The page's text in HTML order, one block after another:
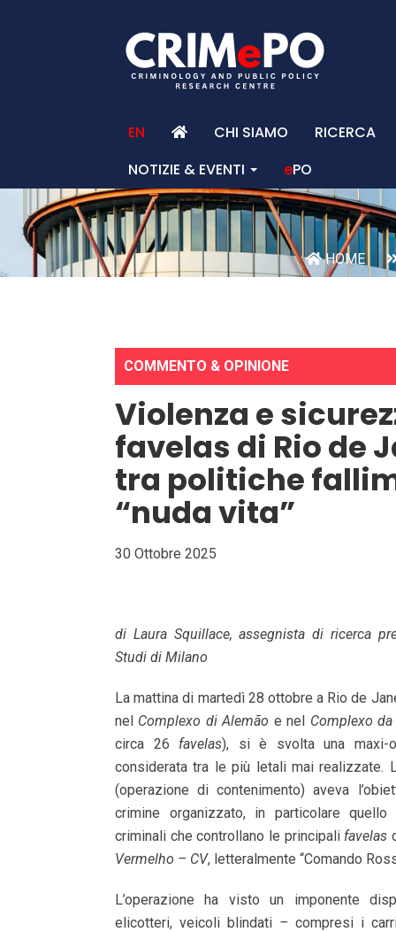
EN CHI SIAMO
RICERCA
NOTIZIE & EVENTI
ePO
HOME
COMMENTO & OPINIONE
Violenza e
favelas di Rio de
tra politiche
“nuda vita”
30 Ottobre 2025
di Laura Squillace, assegnista di ricerca
Studi di Milano
La mattina di martedì 28 ottobre a Rio de
nel Complexo di Alemão e nel Complexo
circa 26 favelas), si è svolta una maxi-
considerata tra le più letali mai realizzate.
(operazione di contenimento) aveva
crimine organizzato, in particolare
criminali che controllano le principali favelas
Vermelho – CV, letteralmente “Comando
L’operazione ha visto un imponente
elicotteri, veicoli blindati – compresi i